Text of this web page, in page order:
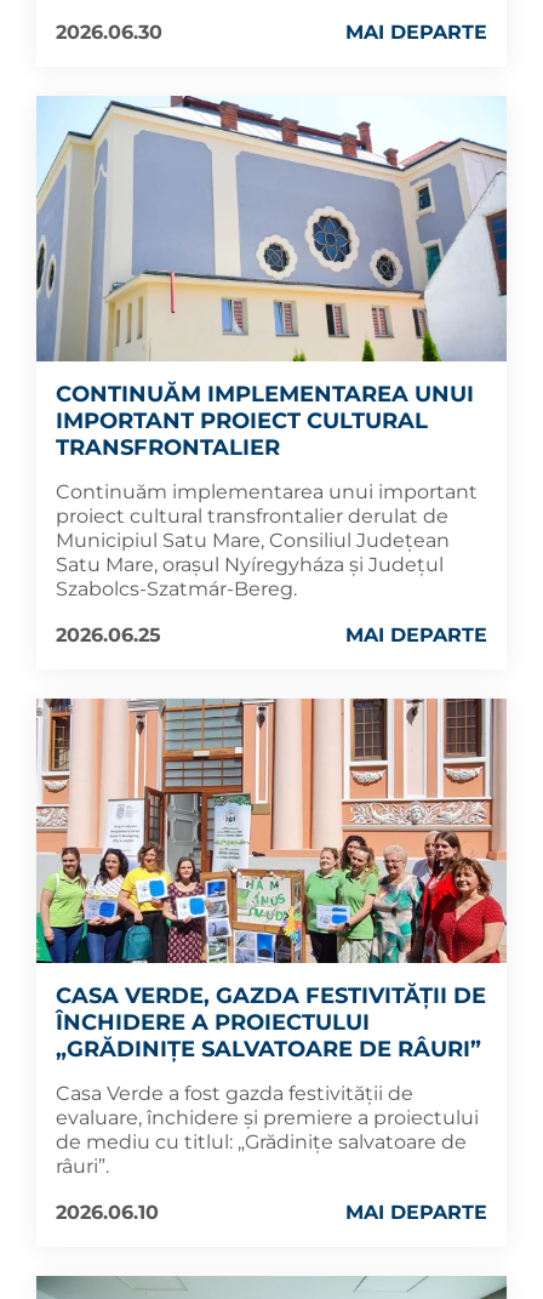
2026.06.30
MAI DEPARTE
CONTINUĂM IMPLEMENTAREA UNUI
IMPORTANT PROIECT CULTURAL
TRANSFRONTALIER
Continuăm implementarea unui important
proiect cultural transfrontalier derulat de
Municipiul Satu Mare, Consiliul Județean
Satu Mare, orașul Nyíregyháza și Județul
Szabolcs-Szatmár-Bereg.
2026.06.25
MAI DEPARTE
CASA VERDE, GAZDA FESTIVITĂȚII DE
ÎNCHIDERE A PROIECTULUI
„GRĂDINIȚE SALVATOARE DE RÂURI”
Casa Verde a fost gazda festivității de
evaluare, închidere și premiere a proiectului
de mediu cu titlul: „Grădinițe salvatoare de
râuri”.
2026.06.10
MAI DEPARTE